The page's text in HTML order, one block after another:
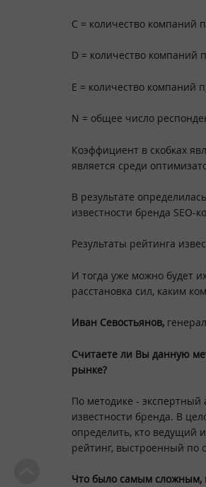
С = количество компаний
D = количество компаний
Е = количество компаний
N = общее число
Коэффициент в скобках
является среди
В результате
известности бренда SEO-
Результаты рейтинга
И тогда уже можно будет
расстановка сил, каким
Иван Севостьянов,
Считаете ли Вы данную
рынке?
По методике -
известности бренда. В
определить, кто ведущий
рейтинг, выстроенный по
Что было самым сложным,